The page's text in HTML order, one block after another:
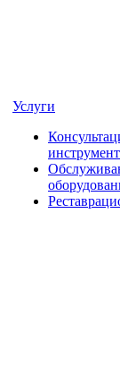
Услуги